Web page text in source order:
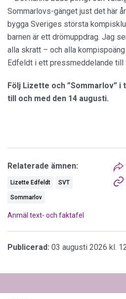
Sommarlovs-gänget just det här
bygga Sveriges största
barnen är ett drömuppdrag. Jag
alla skratt – och alla
Edfeldt i ett pressmeddelande till
Följ Lizette och ”Sommarlov”
till och med den 14 augusti.
Relaterade ämnen:
Lizette Edfeldt SVT
Sommarlov
Anmäl text- och faktafel
Publicerad: 03 augusti 2026 kl.